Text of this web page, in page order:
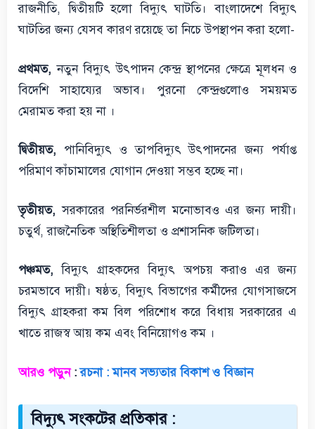
রাজনীতি, দ্বিতীয়টি হলো বিদ্যুৎ ঘাটতি। বাংলাদেশে বিদ্যুৎ
ঘাটতির জন্য যেসব কারণ রয়েছে তা নিচে উপস্থাপন করা হলো-
প্রথমত, নতুন বিদ্যুৎ উৎপাদন কেন্দ্র স্থাপনের ক্ষেত্রে মূলধন ও
বিদেশি সাহায্যের অভাব। পুরনো কেন্দ্রগুলোও সময়মত
মেরামত করা হয় না ।
দ্বিতীয়ত, পানিবিদ্যুৎ ও তাপবিদ্যুৎ উৎপাদনের জন্য পর্যাপ্ত
পরিমাণ কাঁচামালের যোগান দেওয়া সম্ভব হচ্ছে না।
তৃতীয়ত, সরকারের পরনির্ভরশীল মনোভাবও এর জন্য দায়ী।
চতুর্থ, রাজনৈতিক অস্থিতিশীলতা ও প্রশাসনিক জটিলতা।
পঞ্চমত, বিদ্যুৎ গ্রাহকদের বিদ্যুৎ অপচয় করাও এর জন্য
চরমভাবে দায়ী। ষষ্ঠত, বিদ্যুৎ বিভাগের কর্মীদের যোগসাজসে
বিদ্যুৎ গ্রাহকরা কম বিল পরিশোধ করে বিধায় সরকারের এ
খাতে রাজস্ব আয় কম এবং বিনিয়োগও কম ।
আরও পড়ুন:রচনা : মানব সভ্যতার বিকাশ ও বিজ্ঞান
বিদ্যুৎ সংকটের প্রতিকার :